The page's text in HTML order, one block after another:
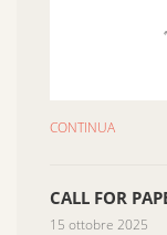
CONTINUA
CALL FOR
15 ottobre 2025